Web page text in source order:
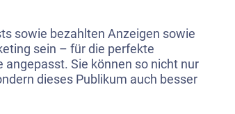
sowie bezahlten Anzeigen sowie
sein – für die perfekte
Sie können so nicht nur
dieses Publikum auch besser